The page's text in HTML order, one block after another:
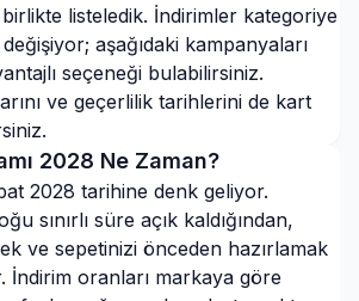
listeledik. İndirimler kategoriye
aşağıdaki kampanyaları
seçeneği bulabilirsiniz.
ve geçerlilik tarihlerini de kart
2028 Ne Zaman?
2028 tarihine denk geliyor.
sınırlı süre açık kaldığından,
ve sepetinizi önceden hazırlamak
İndirim oranları markaya göre